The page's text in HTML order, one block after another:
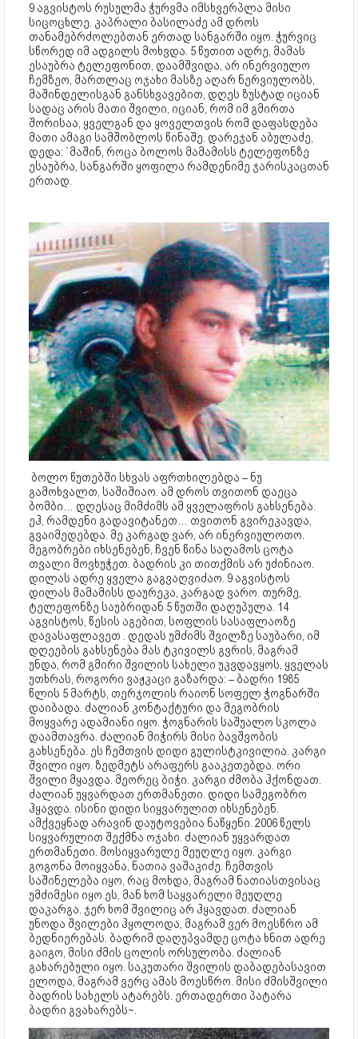
9 აგვისტოს რუსულმა ჭურვმა იმსხვერპლა მისი
სიცოცხლე. კაპრალი ბასილაძე ამ დროს
თანამებრძოლებთან ერთად სანგარში იყო. ჭურვიც
სწორედ იმ ადგილს მოხვდა. 5 წუთით ადრე, მამას
ესაუბრა ტელეფონით, დაამშვიდა, არ ინერვიულო
ჩემზეო, მართლაც ოჯახი მასზე აღარ ნერვიულობს,
მაშინდელისგან განსხვავებით, დღეს ზუსტად იციან
სადაც არის მათი შვილი, იციან, რომ იმ გმირთა
შორისაა, ყველგან და ყოველთვის რომ დაფასდება
მათი ამაგი სამშობლოს წინაშე. დარეჯან აბულაძე,
დედა: `მაშინ, როცა ბოლოს მამამისს ტელეფონზე
ესაუბრა, სანგარში ყოფილა რამდენიმე ჯარისკაცთან
ერთად.
ბოლო წუთებში სხვას აფრთხილებდა – ნუ
გამოხვალთ, საშიშიაო. ამ დროს თვითონ დაეცა
ბომბი… დღესაც მიმძიმს ამ ყველაფრის გახსენება.
ეჰ, რამდენი გადავიტანეთ… თვითონ გვირეკავდა,
გვაიმედებდა. მე კარგად ვარ, არ ინერვიულოთო.
მეგობრები იხსენებენ, ჩვენ წინა საღამოს ცოტა
თვალი მოვხუჭეთ. ბადრის კი თითქმის არ უძინიაო.
დილას ადრე ყველა გაგვაღვიძაო. 9 აგვისტოს
დილას მამამისს დაურეკა, კარგად ვარო. თურმე,
ტელეფონზე საუბრიდან 5 წუთში დაღუპულა. 14
აგვისტოს, წესის აგებით, სოფლის სასაფლაოზე
დავასაფლავეთ . დედას უმძიმს შვილზე საუბარი, იმ
დღეების გახსენება მას ტკივილს გვრის, მაგრამ
უნდა, რომ გმირი შვილის სახელი უკვდავყოს, ყველას
უთხრას, როგორი ვაჟკაცი გაზარდა: – ბადრი 1985
წლის 5 მარტს, თერჯოლის რაიონ სოფელ ჭოგნარში
დაიბადა. ძალიან კონტაქტური და მეგობრის
მოყვარე ადამიანი იყო. ჭოგნარის საშუალო სკოლა
დაამთავრა. ძალიან მიჭირს მისი ბავშვობის
გახსენება. ეს ჩემთვის დიდი გულისტკივილია. კარგი
შვილი იყო. ზედმეტს არაფერს გააკეთებდა. ორი
შვილი მყავდა. მეორეც ბიჭი. კარგი ძმობა ჰქონდათ.
ძალიან უყვარდათ ერთმანეთი. დიდი სამეგობრო
ჰყავდა. ისინი დიდი სიყვარულით იხსენებენ.
ამქვეყნად არავინ დაუტოვებია ნაწყენი. 2006 წელს
სიყვარულით შექმნა ოჯახი. ძალიან უყვარდათ
ერთმანეთი. მოსიყვარულე მეუღლე იყო. კარგი
გოგონა მოიყვანა, ნათია ვაშაკიძე. ჩემთვის
საშინელება იყო, რაც მოხდა, მაგრამ ნათიასთვისაც
უმძიმესი იყო ეს, მან ხომ საყვარელი მეუღლე
დაკარგა. ჯერ ხომ შვილიც არ ჰყავდათ. ძალიან
უნოდა შვილები ჰყოლოდა, მაგრამ ვერ მოესწრო ამ
ბედნიერებას. ბადრიმ დაღუპვამდე ცოტა ხნით ადრე
გაიგო, მისი ძმის ცოლის ორსულობა. ძალიან
გახარებული იყო. საკუთარი შვილის დაბადებასავით
ელოდა, მაგრამ ვერც ამას მოესწრო. მისი ძმისშვილი
ბადრის სახელს ატარებს. ერთადერთი პატარა
ბადრი გვახარებს~.